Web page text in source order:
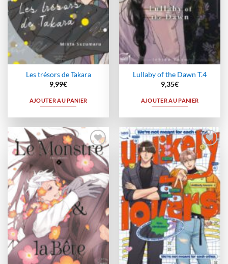
Les trésors de Takara
9,99€
AJOUTER AU PANIER
Lullaby of the Dawn T.4
9,35€
AJOUTER AU PANIER
Ajouter
à la
wishlist
Ajouter
à la
wishlist